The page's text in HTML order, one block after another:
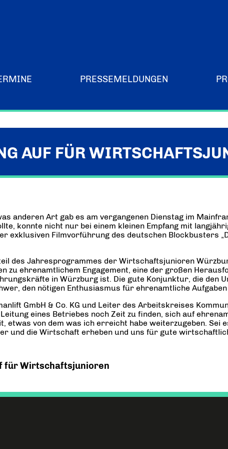
PRESSEMELDUNGEN
AUF FÜR
anderen Art gab es am vergangenen Dienstag im
konnte nicht nur bei einem kleinen Empfang mit
exklusiven Filmvorführung des deutschen Blockbusters
des Jahresprogrammes der Wirtschaftsjunioren
zu ehrenamtlichem Engagement, eine der großen
in Würzburg ist. Die gute Konjunktur, die den
den nötigen Enthusiasmus für ehrenamtliche
GmbH & Co. KG und Leiter des Arbeitskreises
eines Betriebes noch Zeit zu finden, sich auf
etwas von dem was ich erreicht habe weiterzugeben.
und die Wirtschaft erheben und uns für gute
für Wirtschaftsjunioren